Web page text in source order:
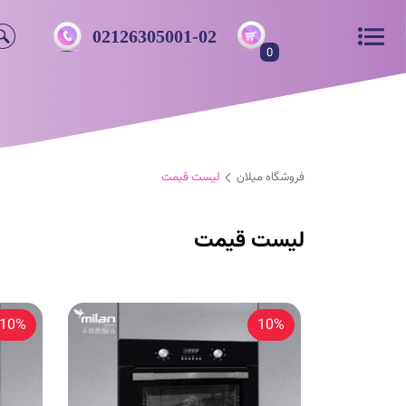
0
02126305001-02
فروشگاه میلان لیست قیمت
لیست قیمت
10%